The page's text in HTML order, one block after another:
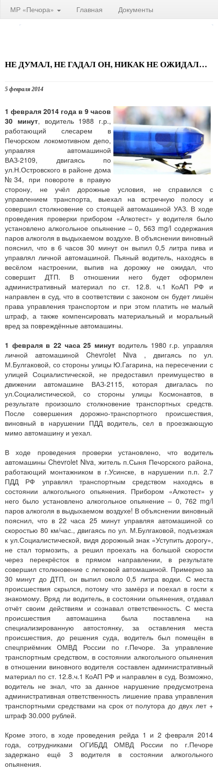
МР «Печора» Главная Документы
НЕ ДУМАЛ, НЕ ГАДАЛ ОН, НИКАК НЕ ОЖИДАЛ…
5 февраля 2014
1 февраля 2014 года в 9 часов
30 минут, водитель 1988 г.р.,
работающий слесарем в
Печорском локомотивном депо,
управляя автомашиной
ВАЗ-2109, двигаясь по
ул.Н.Островского в районе дома
№34, при повороте в правую
сторону, не учёл дорожные условия, не справился с
управлением транспорта, выехал на встречную полосу и
совершил столкновение со стоящей автомашиной УАЗ. В ходе
проведения проверки прибором «Алкотест» у водителя было
установлено алкогольное опьянение – 0, 563 mg/l содержания
паров алкоголя в выдыхаемом воздухе. В объяснении виновный
пояснил, что в 6 часов 30 минут он выпил 0,5 литра пива и
управлял личной автомашиной. Пьяный водитель, находясь в
весёлом настроении, выпив на дорожку не ожидал, что
совершит ДТП. В отношении него будет оформлен
административный материал по ст. 12.8. ч.1 КоАП РФ и
направлен в суд, что в соответствии с законом он будет лишён
права управления транспортом и при этом платить не малый
штраф, а также компенсировать материальный и моральный
вред за повреждённые автомашины.
1 февраля в 22 часа 25 минут водитель 1980 г.р. управляя
личной автомашиной Chevrolet Niva , двигаясь по ул.
М.Булгаковой, со стороны улицы Ю.Гагарина, на пересечении с
улицей Социалистической, не предоставил преимущество в
движении автомашине ВАЗ-2115, которая двигалась по
ул.Социалистической, со стороны улицы Космонавтов, в
результате произошло столкновение транспортных средств.
После совершения дорожно-транспортного происшествия,
виновный в нарушении ПДД водитель, сел в проезжающую
мимо автомашину и уехал.
В ходе проведения проверки установлено, что водитель
автомашины Chevrolet Niva, житель п.Сыня Печорского района,
работающий монтажником в г.Усинске, в нарушении п.п. 2.7
ПДД РФ управлял транспортным средством находясь в
состоянии алкогольного опьянения. Прибором «Алкотест» у
него было установлено алкогольное опьянение – 0, 762 mg/l
паров алкоголя в выдыхаемом воздухе! В объяснении виновный
пояснил, что в 22 часа 25 минут управляя автомашиной со
скоростью 80 км/час., двигаясь по ул. М.Булгаковой, подъезжая
к ул.Социалистической, видя дорожный знак «Уступить дорогу»,
не стал тормозить, а решил проехать на большой скорости
через перекрёсток в прямом направлении, в результате
совершил столкновение с легковой автомашиной. Примерно за
30 минут до ДТП, он выпил около 0,5 литра водки. С места
происшествия скрылся, потому что замёрз и поехал в гости к
знакомому. Вряд ли водитель, в состоянии опьянения, отдавал
отчёт своим действиям и сознавал ответственность. С места
происшествия автомашина была поставлена на
специализированную автостоянку, за оставления места
происшествия, до решения суда, водитель был помещён в
спецприёмник ОМВД России по г.Печоре. За управление
транспортным средством, в состоянии алкогольного опьянения
в отношении виновного водителя составлен административный
материал по ст. 12.8.ч.1 КоАП РФ и направлен в суд. Возможно,
водитель не знал, что за данное нарушение предусмотрена
административная ответственность лишение права управления
транспортными средствами на срок от полутора до двух лет +
штраф 30.000 рублей.
Кроме этого, в ходе проведения рейда 1 и 2 февраля 2014
года, сотрудниками ОГИБДД ОМВД России по г.Печоре
задержано ещё 3 водителя в состоянии алкогольного
опьянения.